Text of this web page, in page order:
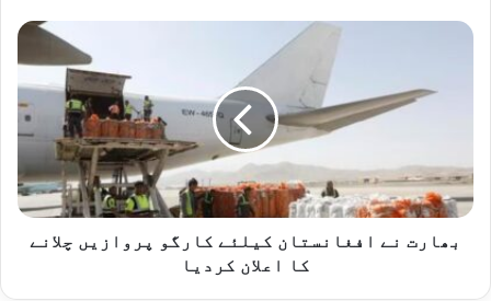
ل
ی
ش
ن
ب
ے
ا
ف
بھارت نے افغانستان کیلئے کارگو پروازیں چلانے
کا اعلان کردیا